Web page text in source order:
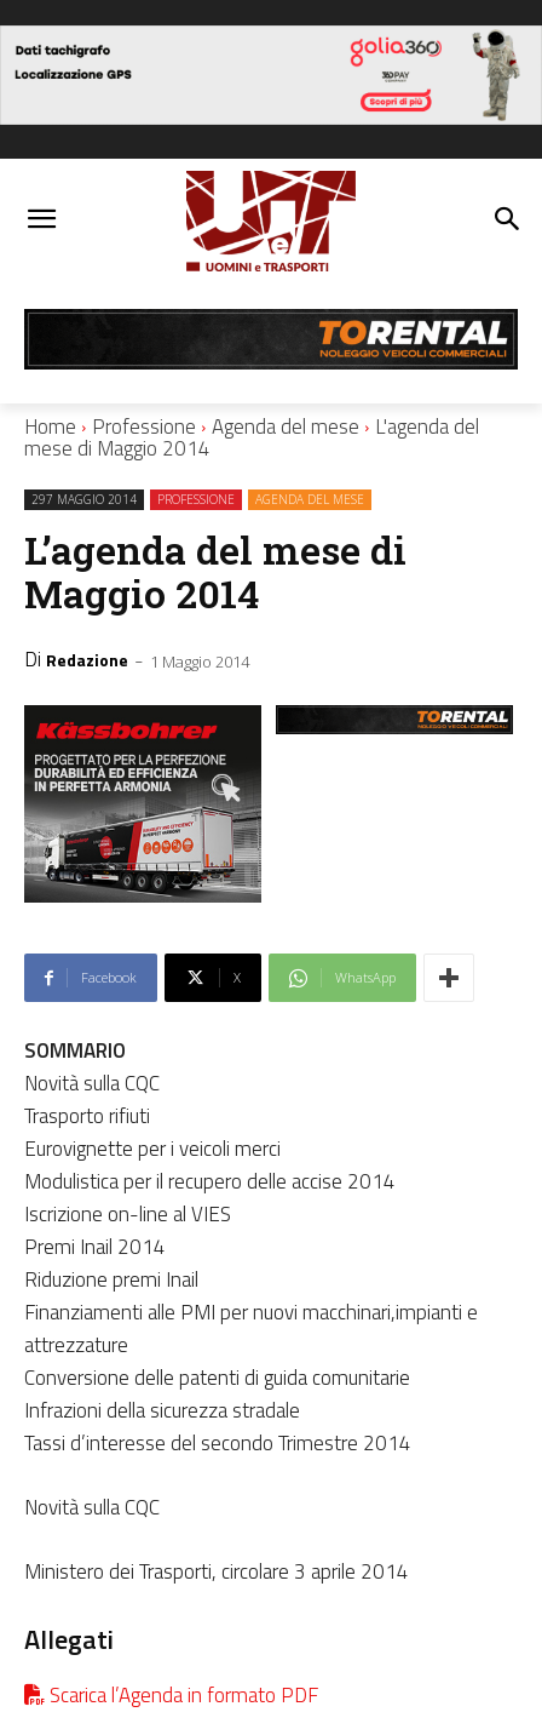
Home Professione Agenda del mese L'agenda del
mese di Maggio 2014
297 MAGGIO 2014 PROFESSIONE AGENDA DEL MESE
L’agenda del mese di
Maggio 2014
Di Redazione - 1 Maggio 2014
Facebook X WhatsApp
SOMMARIO
Novità sulla CQC
Trasporto rifiuti
Eurovignette per i veicoli merci
Modulistica per il recupero delle accise 2014
Iscrizione on-line al VIES
Premi Inail 2014
Riduzione premi Inail
Finanziamenti alle PMI per nuovi macchinari,impianti e
attrezzature
Conversione delle patenti di guida comunitarie
Infrazioni della sicurezza stradale
Tassi d’interesse del secondo Trimestre 2014
Novità sulla CQC
Ministero dei Trasporti, circolare 3 aprile 2014
Allegati
Scarica l’Agenda in formato PDF